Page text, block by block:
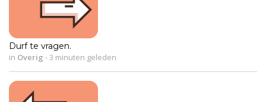
Durf te vragen.
in Overig -3 minuten geleden